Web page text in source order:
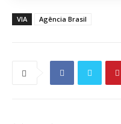
VIA Agência Brasil